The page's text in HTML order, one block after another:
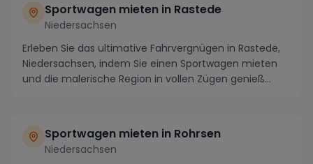
Sportwagen mieten in Rastede
Niedersachsen
Erleben Sie das ultimative Fahrvergnügen in Rastede,
Niedersachsen, indem Sie einen Sportwagen mieten
und die malerische Region in vollen Zügen genieß...
Sportwagen mieten in Rohrsen
Niedersachsen